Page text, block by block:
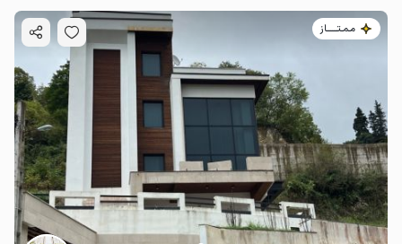
مـمـتــــــاز